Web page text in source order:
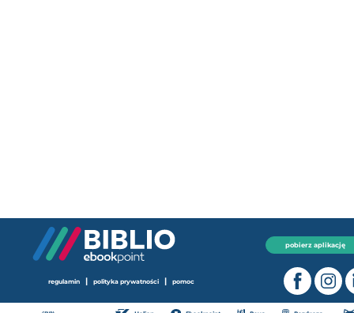
pobierz aplikację
regulamin | polityka prywatności | pomoc